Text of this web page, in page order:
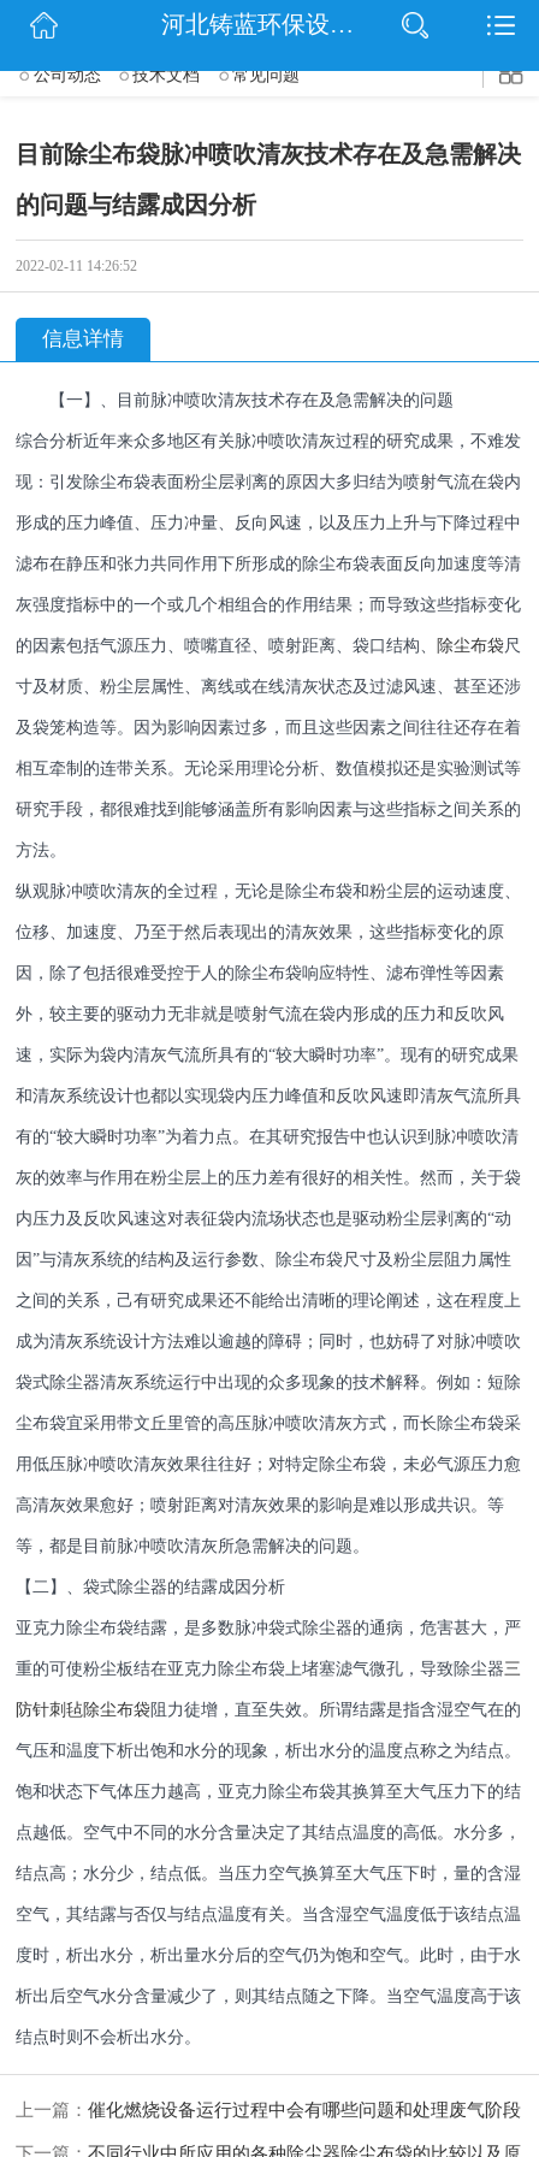
$(function() { $('.wrapper').navbarscroll(); });
网站首页
信息动态
河北铸蓝环保设备有限公司
公司动态 技术文档 常见问题
目前除尘布袋脉冲喷吹清灰技术存在及急需解决
的问题与结露成因分析
2022-02-11 14:26:52
信息详情
【一】、目前脉冲喷吹清灰技术存在及急需解决的问题
综合分析近年来众多地区有关脉冲喷吹清灰过程的研究成果，不难发
现：引发除尘布袋表面粉尘层剥离的原因大多归结为喷射气流在袋内
形成的压力峰值、压力冲量、反向风速，以及压力上升与下降过程中
滤布在静压和张力共同作用下所形成的除尘布袋表面反向加速度等清
灰强度指标中的一个或几个相组合的作用结果；而导致这些指标变化
的因素包括气源压力、喷嘴直径、喷射距离、袋口结构、 除尘布袋尺
寸及材质、粉尘层属性、离线或在线清灰状态及过滤风速、甚至还涉
及袋笼构造等。因为影响因素过多，而且这些因素之间往往还存在着
相互牵制的连带关系。无论采用理论分析、数值模拟还是实验测试等
研究手段，都很难找到能够涵盖所有影响因素与这些指标之间关系的
方法。
纵观脉冲喷吹清灰的全过程，无论是除尘布袋和粉尘层的运动速度、
位移、加速度、乃至于然后表现出的清灰效果，这些指标变化的原
因，除了包括很难受控于人的除尘布袋响应特性、滤布弹性等因素
外，较主要的驱动力无非就是喷射气流在袋内形成的压力和反吹风
速，实际为袋内清灰气流所具有的“较大瞬时功率”。现有的研究成果
和清灰系统设计也都以实现袋内压力峰值和反吹风速即清灰气流所具
有的“较大瞬时功率”为着力点。在其研究报告中也认识到脉冲喷吹清
灰的效率与作用在粉尘层上的压力差有很好的相关性。然而，关于袋
内压力及反吹风速这对表征袋内流场状态也是驱动粉尘层剥离的“动
因”与清灰系统的结构及运行参数、除尘布袋尺寸及粉尘层阻力属性
之间的关系，己有研究成果还不能给出清晰的理论阐述，这在程度上
成为清灰系统设计方法难以逾越的障碍；同时，也妨碍了对脉冲喷吹
袋式除尘器清灰系统运行中出现的众多现象的技术解释。例如：短除
尘布袋宜采用带文丘里管的高压脉冲喷吹清灰方式，而长除尘布袋采
用低压脉冲喷吹清灰效果往往好；对特定除尘布袋，未必气源压力愈
高清灰效果愈好；喷射距离对清灰效果的影响是难以形成共识。等
等，都是目前脉冲喷吹清灰所急需解决的问题。
【二】、袋式除尘器的结露成因分析
亚克力除尘布袋结露，是多数脉冲袋式除尘器的通病，危害甚大，严
重的可使粉尘板结在亚克力除尘布袋上堵塞滤气微孔，导致除尘器三
防针刺毡除尘布袋阻力徒增，直至失效。所谓结露是指含湿空气在的
气压和温度下析出饱和水分的现象，析出水分的温度点称之为结点。
饱和状态下气体压力越高，亚克力除尘布袋其换算至大气压力下的结
点越低。空气中不同的水分含量决定了其结点温度的高低。水分多，
结点高；水分少，结点低。当压力空气换算至大气压下时，量的含湿
空气，其结露与否仅与结点温度有关。当含湿空气温度低于该结点温
度时，析出水分，析出量水分后的空气仍为饱和空气。此时，由于水
析出后空气水分含量减少了，则其结点随之下降。当空气温度高于该
结点时则不会析出水分。
上一篇：催化燃烧设备运行过程中会有哪些问题和处理废气阶段